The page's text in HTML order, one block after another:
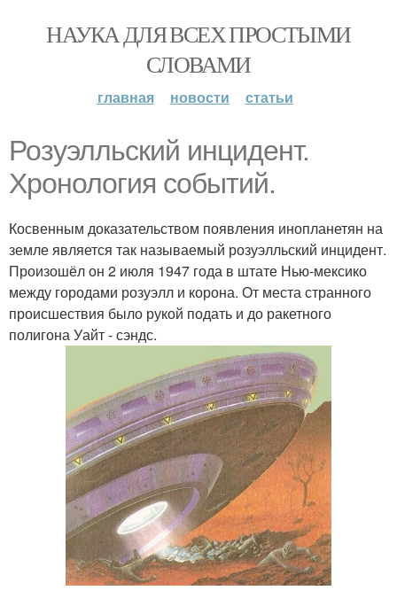
НАУКА ДЛЯ ВСЕХ ПРОСТЫМИ
СЛОВАМИ
главная новости статьи
Розуэлльский инцидент.
Хронология событий.
Косвенным доказательством появления инопланетян на
земле является так называемый розуэлльский инцидент.
Произошёл он 2 июля 1947 года в штате Нью-мексико
между городами розуэлл и корона. От места странного
происшествия было рукой подать и до ракетного
полигона Уайт - сэндс.